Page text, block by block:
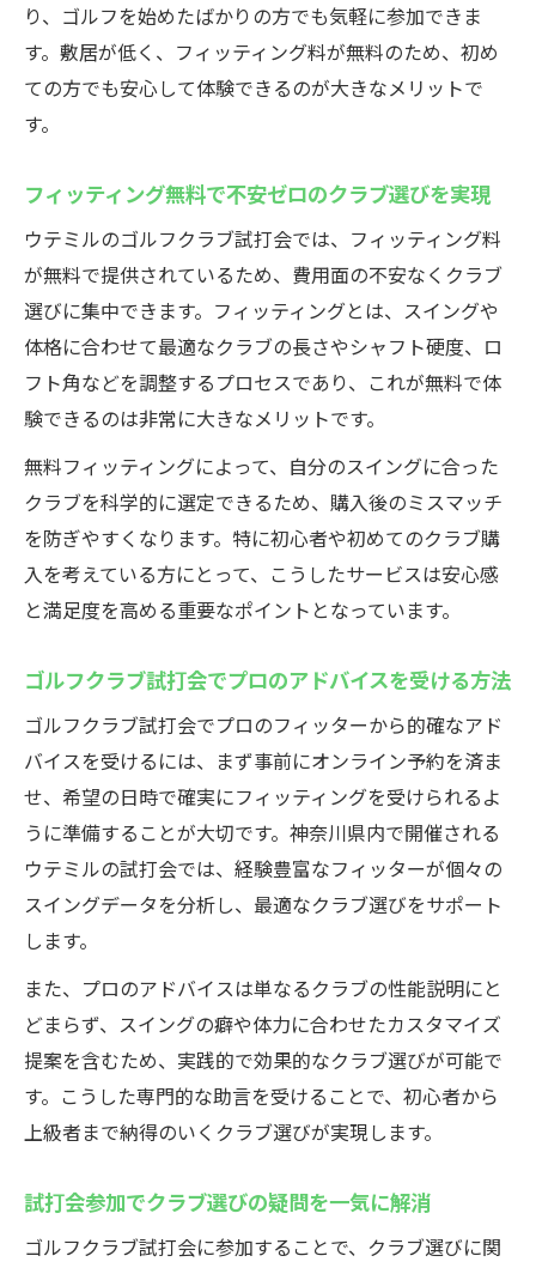
り、ゴルフを始めたばかりの方でも気軽に参加できま
す。敷居が低く、フィッティング料が無料のため、初め
ての方でも安心して体験できるのが大きなメリットで
す。
フィッティング無料で不安ゼロのクラブ選びを実現
ウテミルのゴルフクラブ試打会では、フィッティング料
が無料で提供されているため、費用面の不安なくクラブ
選びに集中できます。フィッティングとは、スイングや
体格に合わせて最適なクラブの長さやシャフト硬度、ロ
フト角などを調整するプロセスであり、これが無料で体
験できるのは非常に大きなメリットです。
無料フィッティングによって、自分のスイングに合った
クラブを科学的に選定できるため、購入後のミスマッチ
を防ぎやすくなります。特に初心者や初めてのクラブ購
入を考えている方にとって、こうしたサービスは安心感
と満足度を高める重要なポイントとなっています。
ゴルフクラブ試打会でプロのアドバイスを受ける方法
ゴルフクラブ試打会でプロのフィッターから的確なアド
バイスを受けるには、まず事前にオンライン予約を済ま
せ、希望の日時で確実にフィッティングを受けられるよ
うに準備することが大切です。神奈川県内で開催される
ウテミルの試打会では、経験豊富なフィッターが個々の
スイングデータを分析し、最適なクラブ選びをサポート
します。
また、プロのアドバイスは単なるクラブの性能説明にと
どまらず、スイングの癖や体力に合わせたカスタマイズ
提案を含むため、実践的で効果的なクラブ選びが可能で
す。こうした専門的な助言を受けることで、初心者から
上級者まで納得のいくクラブ選びが実現します。
試打会参加でクラブ選びの疑問を一気に解消
ゴルフクラブ試打会に参加することで、クラブ選びに関